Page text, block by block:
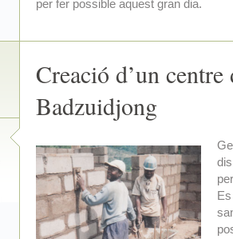
per fer possible aquest gran dia.
Creació d’un centre
Badzuidjong